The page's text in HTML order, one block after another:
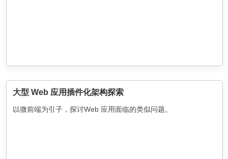
大型 Web 应用插件化架构探索
以微前端为引子，探讨Web 应用面临的类似问题。​